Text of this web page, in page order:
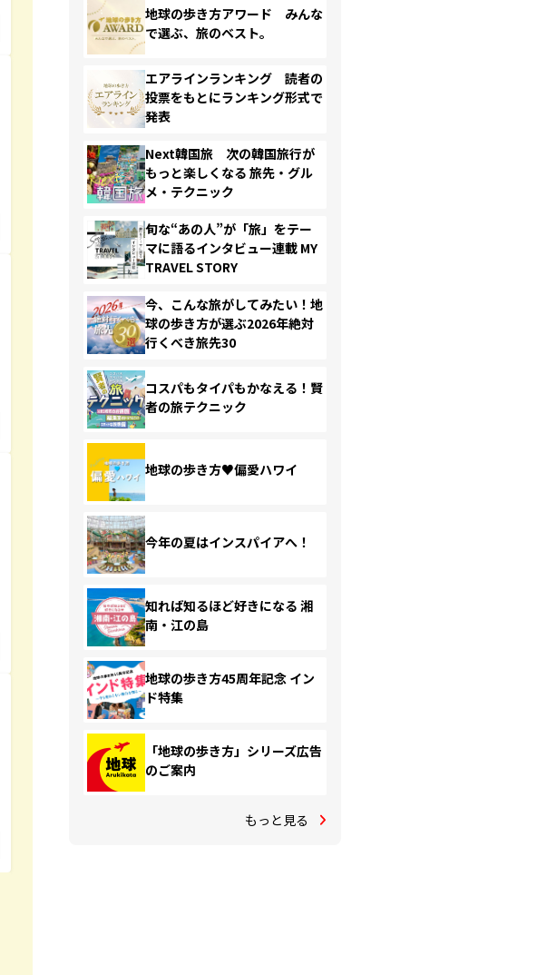
地球の歩き方アワード みんな
で選ぶ、旅のベスト。
エアラインランキング 読者の
投票をもとにランキング形式で
発表
Next韓国旅 次の韓国旅行が
もっと楽しくなる 旅先・グル
メ・テクニック
旬な“あの人”が「旅」をテー
マに語るインタビュー連載 MY
TRAVEL STORY
今、こんな旅がしてみたい！地
球の歩き方が選ぶ2026年絶対
行くべき旅先30
コスパもタイパもかなえる！賢
者の旅テクニック
地球の歩き方♥偏愛ハワイ
今年の夏はインスパイアへ！
知れば知るほど好きになる 湘
南・江の島
地球の歩き方45周年記念 イン
ド特集
「地球の歩き方」シリーズ広告
のご案内
もっと見る